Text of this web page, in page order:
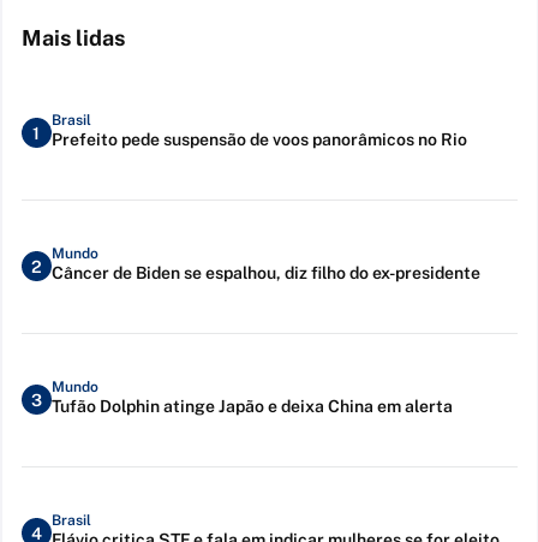
Mais lidas
1
Brasil
Prefeito pede suspensão de voos panorâmicos no Rio
2
Mundo
Câncer de Biden se espalhou, diz filho do ex-presidente
3
Mundo
Tufão Dolphin atinge Japão e deixa China em alerta
4
Brasil